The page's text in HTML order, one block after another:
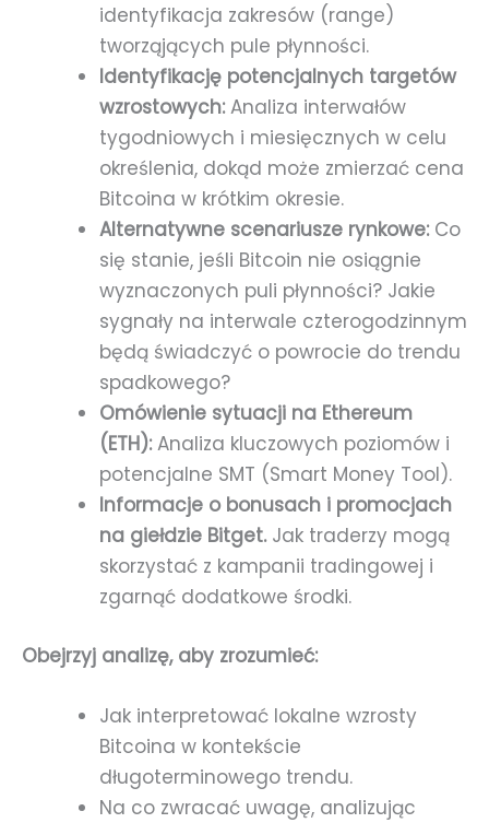
identyfikacja zakresów (range)
tworząjących pule płynności.
Identyfikację potencjalnych targetów
wzrostowych:Analiza interwałów
tygodniowych i miesięcznych w celu
określenia, dokąd może zmierzać cena
Bitcoina w krótkim okresie.
Alternatywne scenariusze rynkowe:Co
się stanie, jeśli Bitcoin nie osiągnie
wyznaczonych puli płynności? Jakie
sygnały na interwale czterogodzinnym
będą świadczyć o powrocie do trendu
spadkowego?
Omówienie sytuacji na Ethereum
(ETH):Analiza kluczowych poziomów i
potencjalne SMT (Smart Money Tool).
Informacje o bonusach i promocjach
na giełdzie Bitget.Jak traderzy mogą
skorzystać z kampanii tradingowej i
zgarnąć dodatkowe środki.
Obejrzyj analizę, aby zrozumieć:
Jak interpretować lokalne wzrosty
Bitcoina w kontekście
długoterminowego trendu.
Na co zwracać uwagę, analizując